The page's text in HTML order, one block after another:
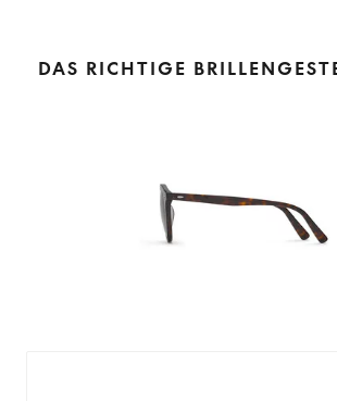
DAS RICHTIGE